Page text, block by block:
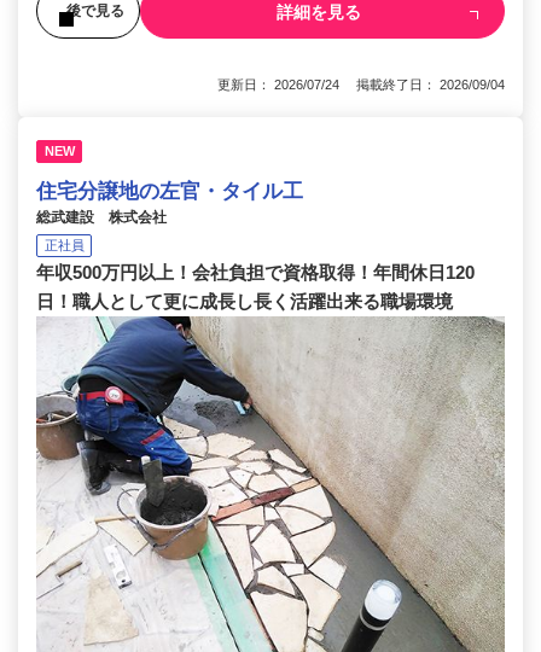
後で見る 詳細を見る
更新日： 2026/07/24 掲載終了日： 2026/09/04
NEW
住宅分譲地の左官・タイル工
総武建設 株式会社
正社員
年収500万円以上！会社負担で資格取得！年間休日120
日！職人として更に成長し長く活躍出来る職場環境